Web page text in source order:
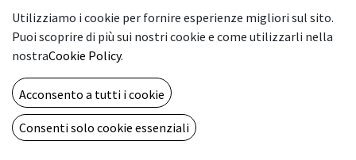
Konica Minolta bizhub
C224
Konica Minolta bizhub
C364
Utilizziamo i cookie per fornire esperienze migliori sul sito.
Puoi scoprire di più sui nostri cookie e come utilizzarli nella
nostraCookie Policy.
Acconsento a tutti i cookie
Consenti solo cookie essenziali